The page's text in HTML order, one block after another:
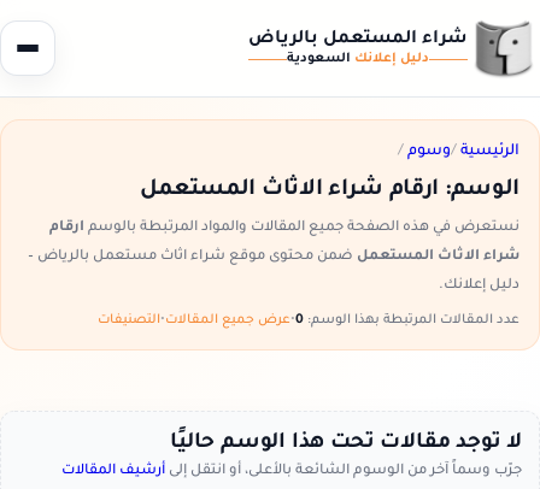
شراء المستعمل بالرياض
دليل إعلانك السعودية
الرئيسية /وسوم /
الوسم: ارقام شراء الاثاث المستعمل
نستعرض في هذه الصفحة جميع المقالات والمواد المرتبطة بالوسم ارقام
شراء الاثاث المستعمل ضمن محتوى موقع شراء اثاث مستعمل بالرياض –
دليل إعلانك.
عدد المقالات المرتبطة بهذا الوسم: •عرض جميع المقالات•التصنيفات
لا توجد مقالات تحت هذا الوسم حاليًا
جرّب وسماً آخر من الوسوم الشائعة بالأعلى، أو انتقل إلى أرشيف المقالات